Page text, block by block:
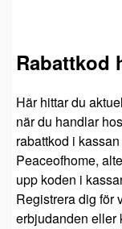
Rabattkod
Här hittar du
när du handlar
rabattkod i
Peaceofhome,
upp koden i
Registrera dig för
erbjudanden eller